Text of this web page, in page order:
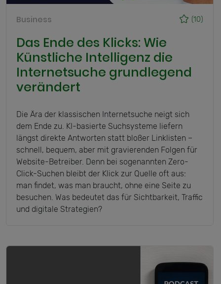
(10)
Business
Das Ende des Klicks: Wie
Künstliche Intelligenz die
Internetsuche grundlegend
verändert
Die Ära der klassischen Internetsuche neigt sich
dem Ende zu. KI-basierte Suchsysteme liefern
längst direkte Antworten statt bloßer Linklisten –
schnell, bequem, aber mit gravierenden Folgen für
Website-Betreiber. Denn bei sogenannten Zero-
Click-Suchen bleibt der Klick zur Quelle oft aus:
man findet, was man braucht, ohne eine Seite zu
besuchen. Was bedeutet das für Sichtbarkeit, Traffic
und digitale Strategien?